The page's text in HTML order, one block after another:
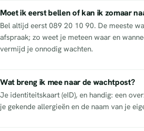
Moet ik eerst bellen of kan ik zomaar
Bel altijd eerst 089 20 10 90. De meeste
afspraak; zo weet je meteen waar en
vermijd je onnodig wachten.
Wat breng ik mee naar de wachtpost?
Je identiteitskaart (eID), en handig: een
je gekende allergieën en de naam van je